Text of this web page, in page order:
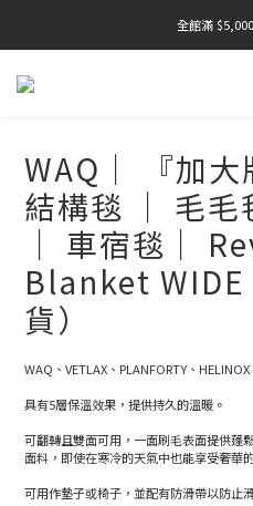
全館滿
全館滿
全館滿
WAQ｜ 『加
結構毯 ｜ 毛
｜ 車宿毯｜
Blanket WIDE
貨）
WAQ、VETLAX、PLANFORTY、
具有5層保溫效果，提供持久的溫暖。
可翻轉且雙面可用，一面刷毛表面提供蓬
面料，即使在寒冷的天氣中也能享受奢華
可用作墊子或椅子，並配有防滑帶以防止